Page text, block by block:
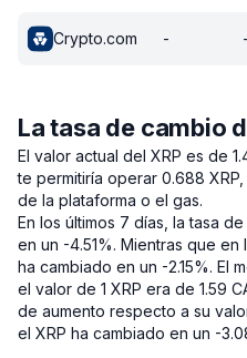
Crypto.com - -
La tasa de cambio
El valor actual del XRP es de
te permitiría operar 0.688
de la plataforma o el gas.
En los últimos 7 días, la tasa
en un -4.51%. Mientras que en
ha cambiado en un -2.15%. El
el valor de 1 XRP era de 1.59
de aumento respecto a su
el XRP ha cambiado en un -